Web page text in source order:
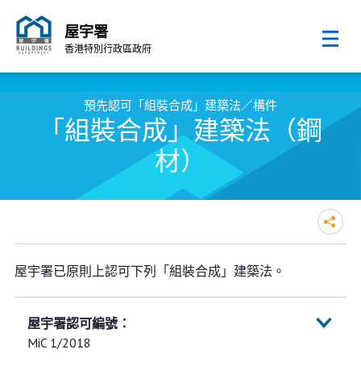
屋宇署
香港特別行政區政府
預先認可「組裝合成」建築法／構件
「組裝合成」建築法（鋼
材）
屋宇署已原則上認可下列「組裝合成」建築法。
MiC 1/2018